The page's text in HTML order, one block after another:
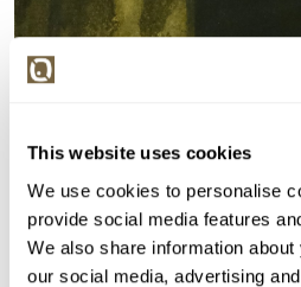
This website uses cookies
We use cookies to personalise
provide social media features
We also share information
our social media, advertising